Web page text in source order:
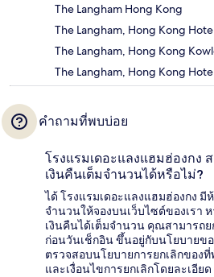
The Langham Hong Kong
The Langham, Hong Kong
The Langham, Hong Kong
The Langham, Hong Kong
คำถามที่พบบ่อย
โรงแรมเดอะแลงแฮมฮ่องกง
เงินคืนเต็มจำนวนได้หรือไม่?
ได้ โรงแรมเดอะแลงแฮมฮ่องกง
จำนวนให้จองบนเว็บไซต์ของเรา
เงินคืนได้เต็มจำนวน คุณสามารถ
ก่อนวันเช็กอิน ขึ้นอยู่กับนโยบายข
ตรวจสอบนโยบายการยกเลิกของ
และเงื่อนไขการยกเลิกโดยละเอียด